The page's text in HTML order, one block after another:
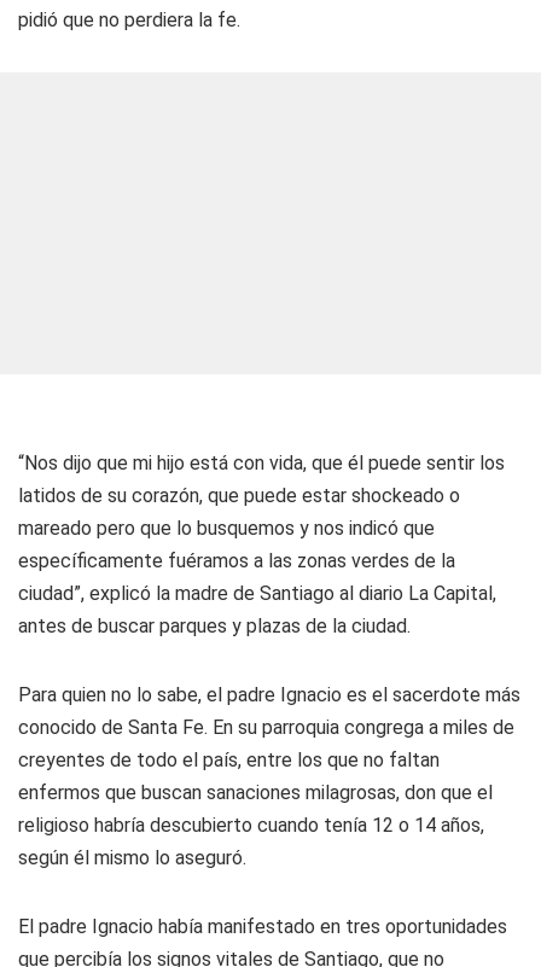
pidió que no perdiera la fe.
“Nos dijo que mi hijo está con vida, que él puede sentir los
latidos de su corazón, que puede estar shockeado o
mareado pero que lo busquemos y nos indicó que
específicamente fuéramos a las zonas verdes de la
ciudad”, explicó la madre de Santiago al diario La Capital,
antes de buscar parques y plazas de la ciudad.
Para quien no lo sabe, el padre Ignacio es el sacerdote más
conocido de Santa Fe. En su parroquia congrega a miles de
creyentes de todo el país, entre los que no faltan
enfermos que buscan sanaciones milagrosas, don que el
religioso habría descubierto cuando tenía 12 o 14 años,
según él mismo lo aseguró.
El padre Ignacio había manifestado en tres oportunidades
que percibía los signos vitales de Santiago, que no